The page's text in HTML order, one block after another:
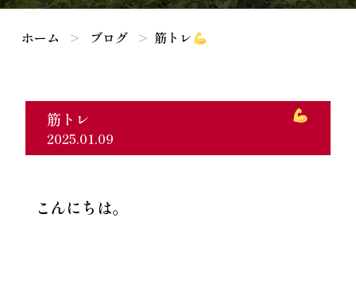
ホーム ブログ 筋トレ
筋トレ
2025.01.09
こんにちは。